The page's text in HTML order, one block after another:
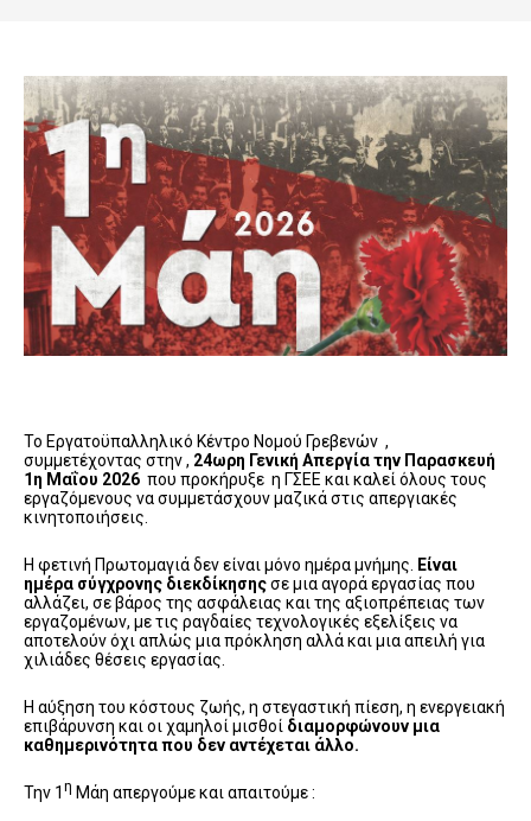
Το Εργατοϋπαλληλικό Κέντρο Νομού Γρεβενών ,
συμμετέχοντας στην , 24ωρη Γενική Απεργία την Παρασκευή
1η Μαΐου 2026 που προκήρυξε η ΓΣΕΕ και καλεί όλους τους
εργαζόμενους να συμμετάσχουν μαζικά στις απεργιακές
κινητοποιήσεις.
Η φετινή Πρωτομαγιά δεν είναι μόνο ημέρα μνήμης. Είναι
ημέρα σύγχρονης διεκδίκησηςσε μια αγορά εργασίας που
αλλάζει, σε βάρος της ασφάλειας και της αξιοπρέπειας των
εργαζομένων, με τις ραγδαίες τεχνολογικές εξελίξεις να
αποτελούν όχι απλώς μια πρόκληση αλλά και μια απειλή για
χιλιάδες θέσεις εργασίας.
Η αύξηση του κόστους ζωής, η στεγαστική πίεση, η ενεργειακή
επιβάρυνση και οι χαμηλοί μισθοί διαμορφώνουν μια
καθημερινότητα που δεν αντέχεται άλλο.
Την 1 η Μάη απεργούμε και απαιτούμε :